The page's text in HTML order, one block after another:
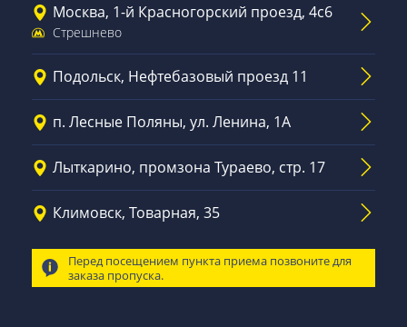
Москва, 1-й Красногорский проезд, 4с6
Стрешнево
Подольск, Нефтебазовый проезд 11
п. Лесные Поляны, ул. Ленина, 1А
Лыткарино, промзона Тураево, стр. 17
Климовск, Товарная, 35
Перед посещением пункта приема позвоните для
заказа пропуска.